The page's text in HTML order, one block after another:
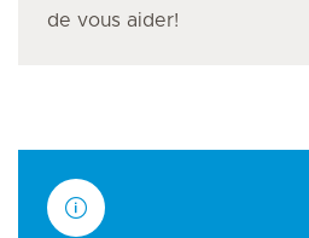
de vous aider!